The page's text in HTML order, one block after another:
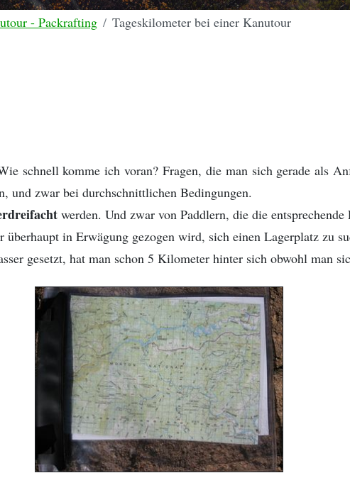
- Packrafting Tageskilometer bei einer Kanutour
schnell komme ich voran? Fragen, die man sich gerade als
und zwar bei durchschnittlichen Bedingungen.
werden. Und zwar von Paddlern, die die
in Erwägung gezogen wird, sich einen Lagerplatz zu
gesetzt, hat man schon 5 Kilometer hinter sich obwohl man